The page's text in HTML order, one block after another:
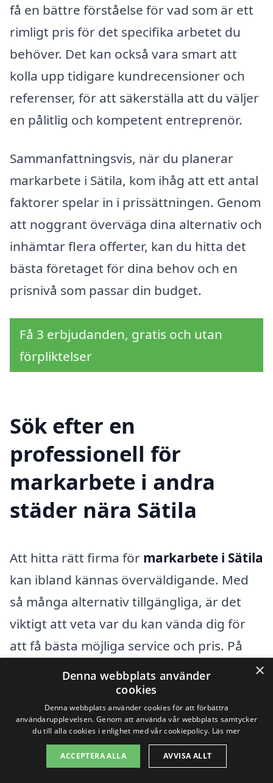
få en bättre förståelse för vad som är ett
rimligt pris för det specifika arbetet du
behöver. Det kan också vara smart att
kolla upp tidigare kundrecensioner och
referenser, för att säkerställa att du väljer
en pålitlig och kompetent entreprenör.
Sammanfattningsvis, när du planerar
markarbete i Sätila, kom ihåg att ett antal
faktorer spelar in i prissättningen. Genom
att noggrant överväga dina alternativ och
inhämtar flera offerter, kan du hitta det
bästa företaget för dina behov och en
prisnivå som passar din budget.
Få 3 erbjudanden, gratis och utan
förpliktelser
Sök efter en
professionell för
markarbete i andra
städer nära Sätila
Att hitta rätt firma för markarbete i Sätila
kan ibland kännas överväldigande. Med
så många alternativ tillgängliga, är det
viktigt att veta var du kan vända dig för
att få bästa möjliga service och pris. På
markarbete-pris.se erbjuder vi en
plattform som hjälper dig att snabbt och
enkelt jämföra olika aktörer inom
markarbete i ditt område.
Om du letar efter markarbeten, kan det
×
Denna webbplats använder
cookies
Denna webbplats använder cookies för att förbättra
användarupplevelsen. Genom att använda vår webbplats samtycker
du till alla cookies i enlighet med vår cookiepolicy. Läs mer
ACCEPTERA ALLA AVVISA ALLT